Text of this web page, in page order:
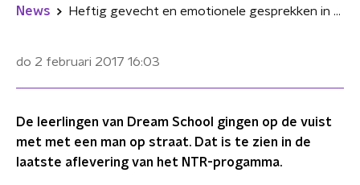
News Heftig gevecht en emotionele gesprekken in Dream School
do 2 februari 2017 16:03
De leerlingen van Dream School gingen op de vuist
met met een man op straat. Dat is te zien in de
laatste aflevering van het NTR-progamma.